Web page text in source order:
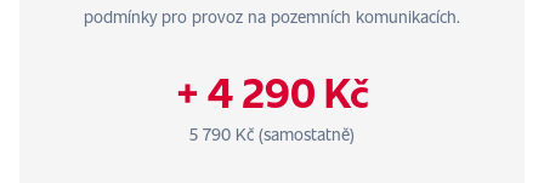
podmínky pro provoz na pozemních komunikacích.
+ 4 290 Kč
5 790 Kč (samostatně)